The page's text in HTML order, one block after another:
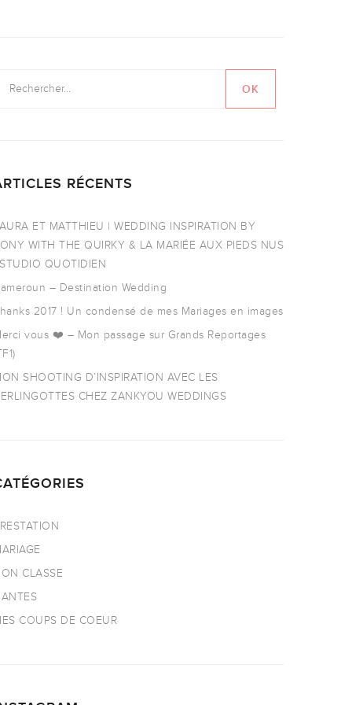
RÉCENTS
ET MATTHIEU | WEDDING INSPIRATION BY
WITH THE QUIRKY & LA MARIÉE AUX PIEDS NUS
QUOTIDIEN
– Destination Wedding
2017 ! Un condensé de mes Mariages en images
vous ❤️ – Mon passage sur Grands Reportages
SHOOTING D’INSPIRATION AVEC LES
CHEZ ZANKYOU WEDDINGS
CLASSE
COUPS DE COEUR